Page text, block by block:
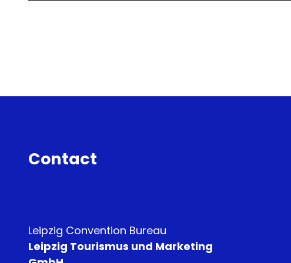
Contact
Leipzig Convention Bureau
Leipzig Tourismus und Marketing